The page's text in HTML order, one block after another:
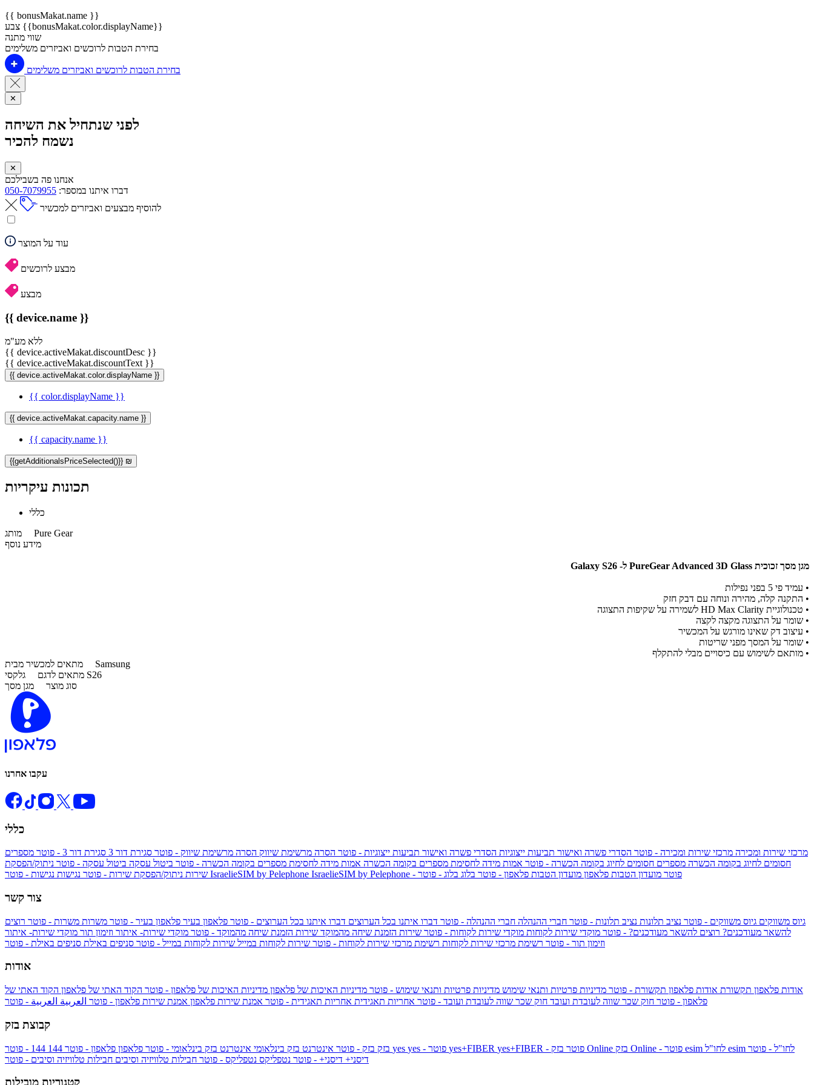
{{ bonusMakat.name }}
צבע {{bonusMakat.color.displayName}}
שווי מתנה
בחירת הטבות לרוכשים ואביזרים משלימים
בחירת הטבות לרוכשים ואביזרים משלימים
✕
לפני שנתחיל את השיחה
נשמח להכיר
✕
אנחנו פה בשבילכם
דברו איתנו במספר: 050-7079955
להוסיף מבצעים ואביזרים למכשיר
עוד על המוצר
מבצע לרוכשים
מבצע
{{ device.name }}
ללא מע"מ
{{ device.activeMakat.discountDesc }}
{{ device.activeMakat.discountText }}
{{ device.activeMakat.color.displayName }}
{{ color.displayName }}
{{ device.activeMakat.capacity.name }}
{{ capacity.name }}
{{getAdditionalsPriceSelected()}} ₪
תכונות עיקריות
כללי
מותג Pure Gear
מידע נוסף
מגן מסך זכוכית PureGear Advanced 3D Glass ל- Galaxy S26
• עמיד פי 5 בפני נפילות
• התקנה קלה, מהירה ונוחה עם דבק חזק
• טכנולוגיית HD Max Clarity לשמירה על שקיפות התצוגה
• שומר על התצוגה מקצה לקצה
• עיצוב דק שאינו מורגש על המכשיר
• שומר על המסך מפני שריטות
• מותאם לשימוש עם כיסויים מבלי להתקלף
מתאים למכשיר מבית Samsung
מתאים לדגם גלקסי S26
סוג מוצר מגן מסך
עקבו אחרנו
כללי
מרכזי שירות ומכירה מרכזי שירות ומכירה - פוטר הסדרי פשרה ואישור תביעות ייצוגיות הסדרי פשרה ואישור תביעות ייצוגיות - פוטר הסרה מרשימת שיווק הסרה מרשימת שיווק - פוטר סגירת דור 3 סגירת דור 3 - פוטר
מספרים
חסומים לחיוג בקומה הכשרה מספרים חסומים לחיוג בקומה הכשרה - פוטר אמות מידה לחסימת מספרים בקומה הכשרה אמות מידה לחסימת מספרים בקומה הכשרה - פוטר ביטול עסקה ביטול עסקה - פוטר ניתוק/הפסקת
שירות ניתוק/הפסקת שירות - פוטר נגישות IsraelieSIM by Pelephone IsraelieSIM by Pelephone - פוטר מועדון הטבות פלאפון מועדון הטבות פלאפון - פוטר בלוג בלוג - פוטר
צור קשר
גיוס משווקים גיוס משווקים - פוטר נציב תלונות נציב תלונות - פוטר חברי ההנהלה חברי ההנהלה - פוטר דברו איתנו בכל הערוצים דברו איתנו בכל הערוצים - פוטר פלאפון בעיר פלאפון בעיר - פוטר משרות משרות - פוטר רוצים
להשאר מעודכנים? רוצים להשאר מעודכנים? - פוטר מוקדי שירות לקוחות מוקדי שירות לקוחות - פוטר שירות הזמנת שיחה מהמוקד שירות הזמנת שיחה מהמוקד - פוטר מוקדי שירות- איתור וזימון תור מוקדי שירות- איתור
וזימון תור - פוטר רשימת מרכזי שירות לקוחות רשימת מרכזי שירות לקוחות - פוטר שירות לקוחות במייל שירות לקוחות במייל - פוטר סניפים באילת סניפים באילת - פוטר
אודות
אודות פלאפון תקשורת אודות פלאפון תקשורת - פוטר מדיניות פרטיות ותנאי שימוש מדיניות פרטיות ותנאי שימוש - פוטר מדיניות האיכות של פלאפון מדיניות האיכות של פלאפון - פוטר הקוד האתי של פלאפון הקוד האתי של
פלאפון - פוטר חוק שכר שווה לעובדת ועובד חוק שכר שווה לעובדת ועובד - פוטר אחריות תאגידית אחריות תאגידית - פוטר אמנת שירות פלאפון אמנת שירות פלאפון - פוטר العربية العربية - פוטר
קבוצת בזק
בזק בזק - פוטר אינטרנט בזק בינלאומי אינטרנט בזק בינלאומי - פוטר פלאפון פלאפון - פוטר 144 yes yes+FIBER yes+FIBER - פוטר בזק Online
esim לחו"ל - פוטר
דיסני+ דיסני+ - פוטר נטפליקס נטפליקס - פוטר חבילות טלוויזיה וסיבים חבילות טלוויזיה וסיבים - פוטר